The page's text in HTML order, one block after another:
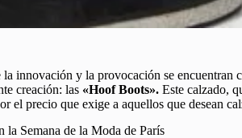
innovación y la provocación se encuentran
creación: las «Hoof Boots». Este calzado,
el precio que exige a aquellos que desean
Semana de la Moda de París